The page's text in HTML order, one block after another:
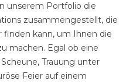
unserem Portfolio die
zusammengestellt, die
finden kann, um Ihnen die
machen. Egal ob eine
Trauung unter
Feier auf einem